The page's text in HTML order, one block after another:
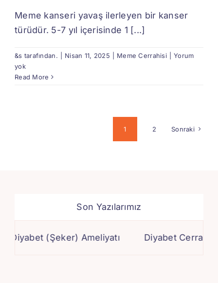
Meme kanseri yavaş ilerleyen bir kanser
türüdür. 5-7 yıl içerisinde 1 [...]
&s tarafından. Nisan 11, 2025 Meme Cerrahisi
Yorum
yok
Read More
1 2 Sonraki
Son Yazılarımız
(Şeker) Ameliyatı Diyabet Cerrahisi